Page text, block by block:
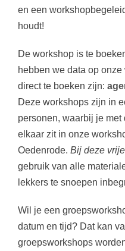
en een
houdt!
De workshop is te
hebben we data op
direct te boeken zijn:
Deze workshops zijn in
personen, waarbij je
elkaar zit in onze
Oedenrode. Bij deze
gebruik van alle
lekkers te snoepen
Wil je een
datum en tijd? Dat kan
groepsworkshops